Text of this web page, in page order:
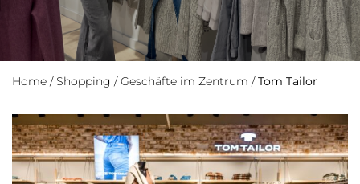
Home / Shopping / Geschäfte im Zentrum / Tom Tailor